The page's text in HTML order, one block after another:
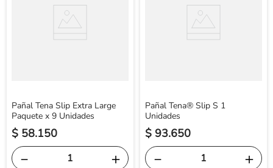
Pañal Tena Slip Extra Large
Paquete x 9 Unidades
$ 58.150
＋
－
Pañal Tena® Slip S 1
Unidades
$ 93.650
＋
－